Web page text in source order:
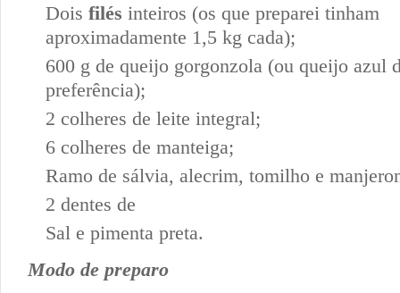
Dois filés inteiros (os que preparei tinham
aproximadamente 1,5 kg cada);
600 g de queijo gorgonzola (ou queijo azul
preferência);
2 colheres de leite integral;
6 colheres de manteiga;
Ramo de sálvia, alecrim, tomilho e
2 dentes de
Sal e pimenta preta.
Modo de preparo